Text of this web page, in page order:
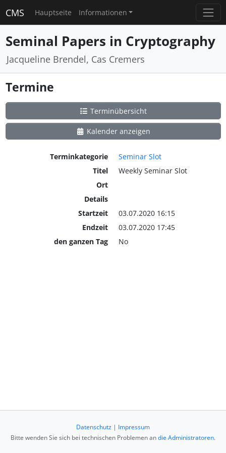
CMS Hauptseite Informationen
Seminal Papers in Cryptography
Jacqueline Brendel, Cas Cremers
Termine
Terminübersicht
Kalender anzeigen
Terminkategorie
Seminar Slot
Titel
Weekly Seminar Slot
Ort
Details
Startzeit
03.07.2020 16:15
Endzeit
03.07.2020 17:45
den ganzen Tag
No
Datenschutz | Impressum
Bitte wenden Sie sich bei technischen Problemen andie Administratoren.